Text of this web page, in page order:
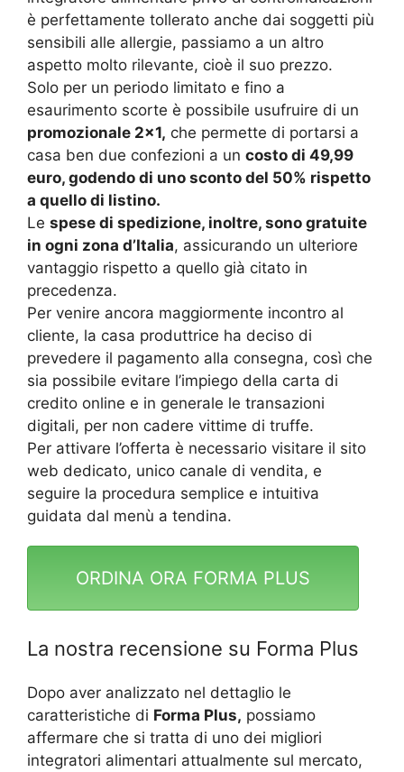
è perfettamente tollerato anche dai soggetti più
sensibili alle allergie, passiamo a un altro
aspetto molto rilevante, cioè il suo prezzo.
Solo per un periodo limitato e fino a
esaurimento scorte è possibile usufruire di un
promozionale 2×1, che permette di portarsi a
casa ben due confezioni a un costo di 49,99
euro, godendo di uno sconto del 50% rispetto
a quello di listino.
Le spese di spedizione, inoltre, sono gratuite
in ogni zona d’Italia, assicurando un ulteriore
vantaggio rispetto a quello già citato in
precedenza.
Per venire ancora maggiormente incontro al
cliente, la casa produttrice ha deciso di
prevedere il pagamento alla consegna, così che
sia possibile evitare l’impiego della carta di
credito online e in generale le transazioni
digitali, per non cadere vittime di truffe.
Per attivare l’offerta è necessario visitare il sito
web dedicato, unico canale di vendita, e
seguire la procedura semplice e intuitiva
guidata dal menù a tendina.
ORDINA ORA FORMA PLUS
La nostra recensione su Forma Plus
Dopo aver analizzato nel dettaglio le
caratteristiche di Forma Plus, possiamo
affermare che si tratta di uno dei migliori
integratori alimentari attualmente sul mercato,